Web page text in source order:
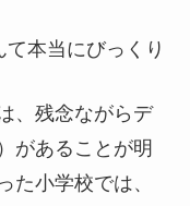
本当にびっくり
、残念ながらデ
）があることが明
た小学校では、